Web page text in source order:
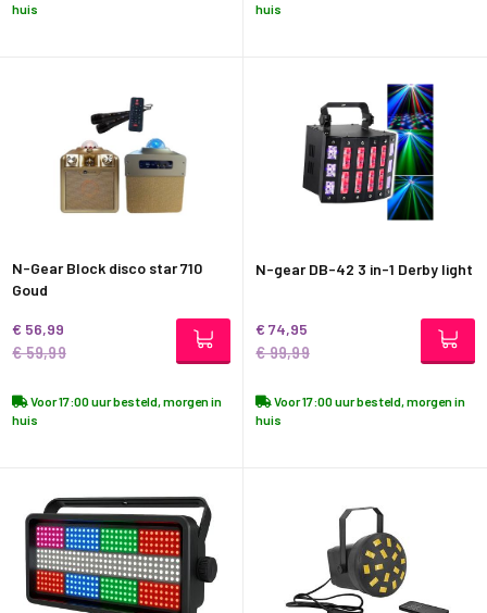
huis
huis
N-Gear Block disco star 710
Goud
€ 56,99
€ 59,99
Voor 17:00 uur besteld, morgen in
huis
N-gear DB-42 3 in-1 Derby light
€ 74,95
€ 99,99
Voor 17:00 uur besteld, morgen in
huis